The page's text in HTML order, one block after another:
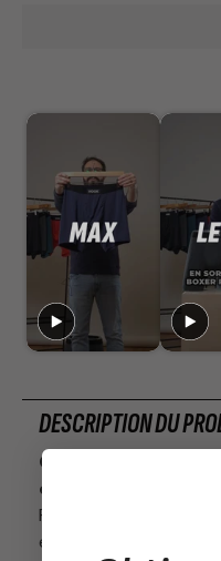
DESCRIPTION DU
Collection Max de
confort
Fabriqué en Modal
est tout simplement le